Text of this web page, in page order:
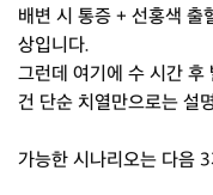
배변 시 통증 + 선홍색 출
상입니다.
그런데 여기에 수 시간 후
건 단순 치열만으로는 설
가능한 시나리오는 다음